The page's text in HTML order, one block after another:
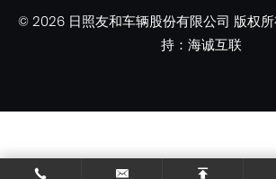
© 2026 日照友和车辆股份有限公司 版权
持：海诚互联